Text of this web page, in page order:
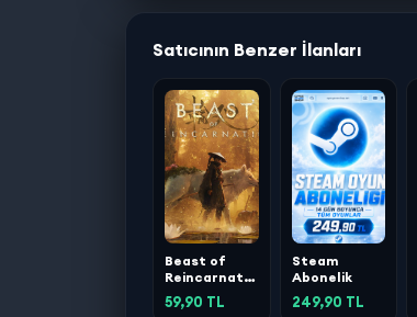
Satıcının Benzer İlanları
Beast of
Reincarnation
Deluxe
Edition
59,90 TL
Steam
Abonelik
249,90 TL